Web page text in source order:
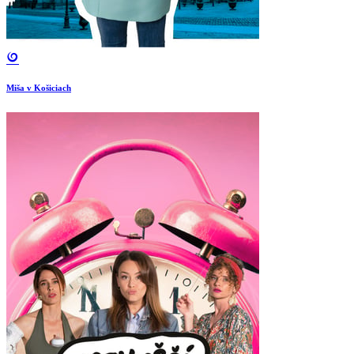
Miša v Košiciach